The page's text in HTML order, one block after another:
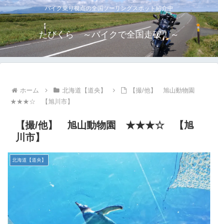
バイク乗り視点の全国ツーリングスポット紹介中
たびくら ～バイクで全国走破！～
ホーム 北海道【道央】
【撮/他】 旭山動物園
★★★☆ 【旭川市】
【撮/他】 旭山動物園 ★★★☆ 【旭
川市】
北海道【道央】